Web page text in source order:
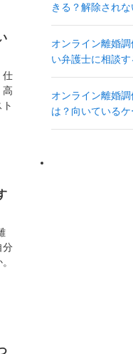
仕
高
分
きる？解除され
オンライン離婚
い弁護士に相談
オンライン離婚
は？向いている